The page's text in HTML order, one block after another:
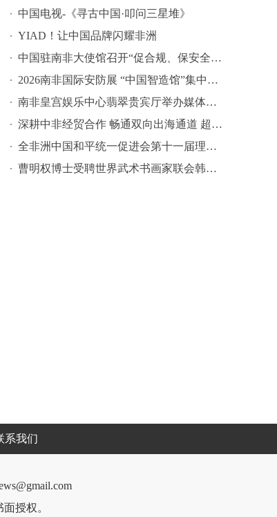
中国电视-《寻古中国·叩问三星堆》
YIAD！让中国品牌闪耀非洲
中国驻南非大使馆召开“促合规、保安全”视频会议
2026南非国际安防展 “中国智造馆”集中展示中国科技力量
南非皇宫娱乐中心翡翠贵宾厅举办媒体及嘉宾体验活动
深耕中非经贸合作 畅通双向出海通道 超级晋江（南非）国际选品中心签约授牌仪式在约翰内斯堡成功举办
全非洲中国和平统一促进会第十一届理监事会就职典礼隆重举行
曹明权博士受聘世界武术书画家联会韩国分会会长
系我们
授权。